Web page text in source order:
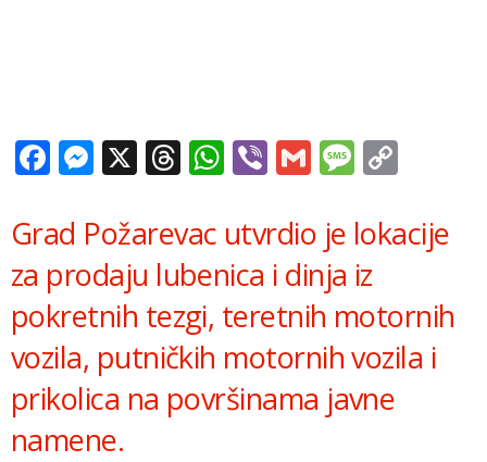
Facebook
Messenger
X Threads
WhatsApp
ViberGmail
Grad Požarevac utvrdio je lokacije
za prodaju lubenica i dinja iz
pokretnih tezgi, teretnih motornih
vozila, putničkih motornih vozila i
prikolica na površinama javne
namene.